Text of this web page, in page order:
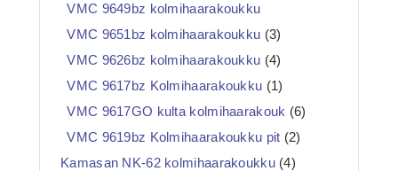
VMC 9649bz kolmihaarakoukku
VMC 9651bz kolmihaarakoukku (3)
VMC 9626bz kolmihaarakoukku (4)
VMC 9617bz Kolmihaarakoukku (1)
VMC 9617GO kulta kolmihaarakouk (6)
VMC 9619bz Kolmihaarakoukku pit (2)
Kamasan NK-62 kolmihaarakoukku(4)